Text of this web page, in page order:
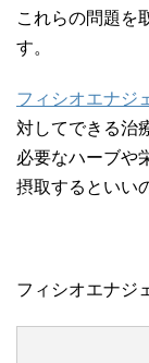
これらの問題を
す。
フィシオエナジ
対してできる治
必要なハーブや
摂取するといい
フィシオエナジ